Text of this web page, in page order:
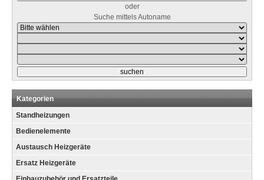
oder
Suche mittels Autoname
Kategorien
Standheizungen
Bedienelemente
Austausch Heizgeräte
Ersatz Heizgeräte